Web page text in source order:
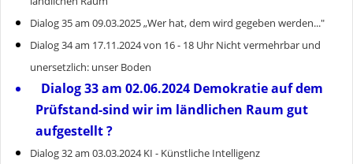
Dialog 35 am 09.03.2025 „Wer hat, dem wird gegeben werden..."
Dialog 34 am 17.11.2024 von 16 - 18 Uhr Nicht vermehrbar und
unersetzlich: unser Boden
Dialog 33 am 02.06.2024 Demokratie auf dem
Prüfstand-sind wir im ländlichen Raum gut
aufgestellt ?
Dialog 32 am 03.03.2024 KI - Künstliche Intelligenz